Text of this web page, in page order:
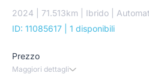
2024 | 71.513km | Ibrido |
ID: 11085617
| 1 disponibili
Prezzo
Maggiori dettagli